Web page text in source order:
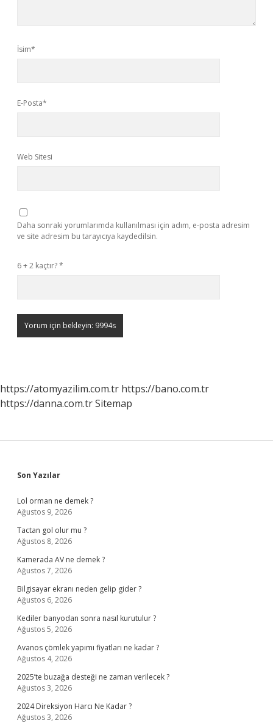
İsim*
E-Posta*
Web Sitesi
Daha sonraki yorumlarımda kullanılması için adım, e-posta adresim
ve site adresim bu tarayıcıya kaydedilsin.
6 + 2 kaçtır?*
https://atomyazilim.com.tr https://bano.com.tr
https://danna.com.trSitemap
Sidebar
Son Yazılar
Lol orman ne demek ?
Ağustos 9, 2026
Tactan gol olur mu ?
Ağustos 8, 2026
Kamerada AV ne demek ?
Ağustos 7, 2026
Bilgisayar ekranı neden gelip gider ?
Ağustos 6, 2026
Kediler banyodan sonra nasıl kurutulur ?
Ağustos 5, 2026
Avanos çömlek yapımı fiyatları ne kadar ?
Ağustos 4, 2026
2025’te buzağa desteği ne zaman verilecek ?
Ağustos 3, 2026
2024 Direksiyon Harcı Ne Kadar ?
Ağustos 3, 2026